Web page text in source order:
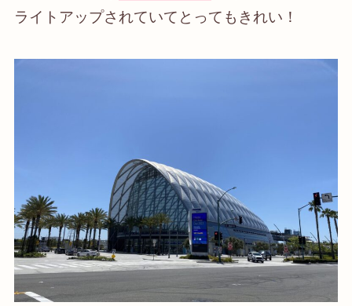
ライトアップされていてとってもきれい！